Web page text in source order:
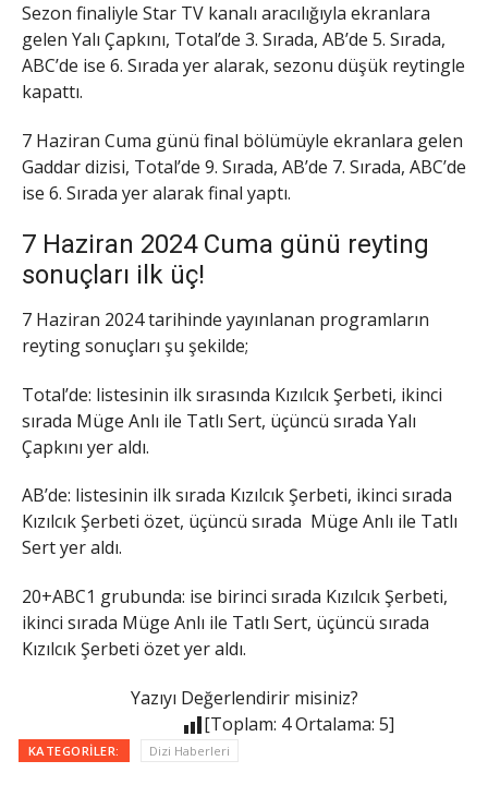
Sezon finaliyle Star TV kanalı aracılığıyla ekranlara
gelen Yalı Çapkını, Total’de 3. Sırada, AB’de 5. Sırada,
ABC’de ise 6. Sırada yer alarak, sezonu düşük reytingle
kapattı.
7 Haziran Cuma günü final bölümüyle ekranlara gelen
Gaddar dizisi, Total’de 9. Sırada, AB’de 7. Sırada, ABC’de
ise 6. Sırada yer alarak final yaptı.
7 Haziran 2024 Cuma günü reyting
sonuçları ilk üç!
7 Haziran 2024 tarihinde yayınlanan programların
reyting sonuçları şu şekilde;
Total’de: listesinin ilk sırasında Kızılcık Şerbeti, ikinci
sırada Müge Anlı ile Tatlı Sert, üçüncü sırada Yalı
Çapkını yer aldı.
AB’de: listesinin ilk sırada Kızılcık Şerbeti, ikinci sırada
Kızılcık Şerbeti özet, üçüncü sırada Müge Anlı ile Tatlı
Sert yer aldı.
20+ABC1 grubunda: ise birinci sırada Kızılcık Şerbeti,
ikinci sırada Müge Anlı ile Tatlı Sert, üçüncü sırada
Kızılcık Şerbeti özet yer aldı.
Yazıyı Değerlendirir misiniz?
[Toplam: 4Ortalama: 5]
KATEGORILER: Dizi Haberleri